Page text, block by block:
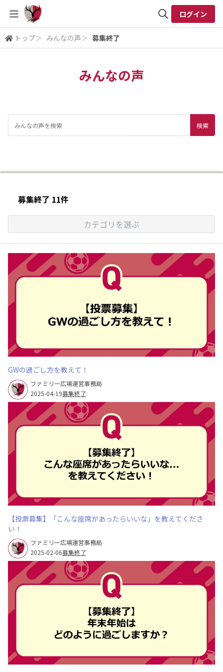
全体検索
ログイン
トップ＞ みんなの声＞ 募集終了
みんなの声
募集終了 11件
カテゴリを選ぶ
GWの過ごし方を教えて！
ファミリー広場運営事務局
2025-04-19募集終了
【投票募集】「こんな座席があったらいいな」を教えてくださ
い！
ファミリー広場運営事務局
2025-02-06募集終了